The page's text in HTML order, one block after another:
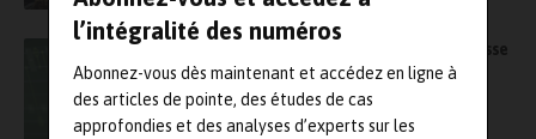
l’intégralité des numéros
Abonnez-vous dès maintenant et accédez en ligne à
des articles de pointe, des études de cas
approfondies et des analyses d’experts sur les
Comment Classiq et NVidia boostent la vitesse
des simulations quantiques